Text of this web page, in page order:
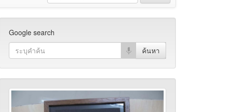
Google search